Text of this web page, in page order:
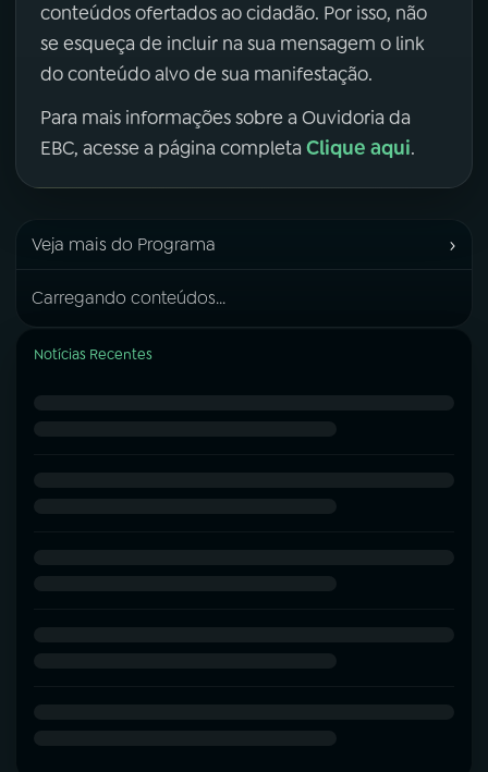
conteúdos ofertados ao cidadão. Por isso, não
se esqueça de incluir na sua mensagem o link
do conteúdo alvo de sua manifestação.
Para mais informações sobre a Ouvidoria da
EBC, acesse a página completa Clique aqui.
Veja mais do Programa ›
Carregando conteúdos...
Notícias Recentes